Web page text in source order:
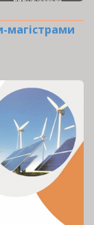
магістрами